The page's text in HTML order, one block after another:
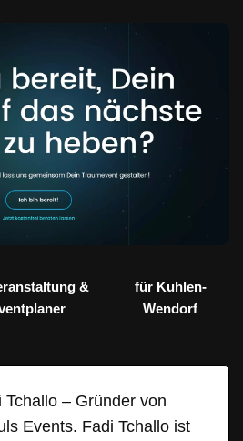
&
für Kuhlen-
Wendorf
Tchallo – Gründer von
Events. Fadi Tchallo ist